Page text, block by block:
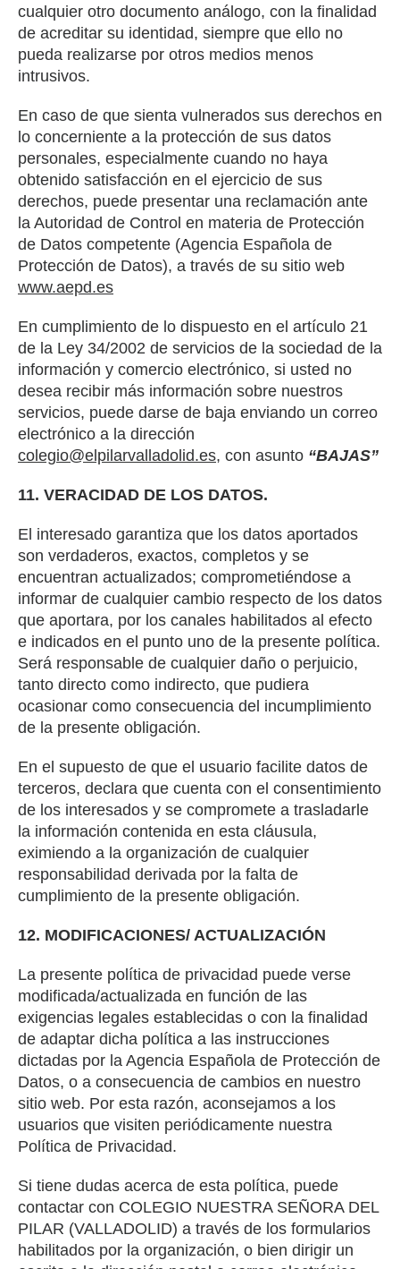
cualquier otro documento análogo, con la finalidad
de acreditar su identidad, siempre que ello no
pueda realizarse por otros medios menos
intrusivos.
En caso de que sienta vulnerados sus derechos en
lo concerniente a la protección de sus datos
personales, especialmente cuando no haya
obtenido satisfacción en el ejercicio de sus
derechos, puede presentar una reclamación ante
la Autoridad de Control en materia de Protección
de Datos competente (Agencia Española de
Protección de Datos), a través de su sitio web
www.aepd.es
En cumplimiento de lo dispuesto en el artículo 21
de la Ley 34/2002 de servicios de la sociedad de la
información y comercio electrónico, si usted no
desea recibir más información sobre nuestros
servicios, puede darse de baja enviando un correo
electrónico a la dirección
colegio@elpilarvalladolid.es, con asunto “BAJAS”
11. VERACIDAD DE LOS DATOS.
El interesado garantiza que los datos aportados
son verdaderos, exactos, completos y se
encuentran actualizados; comprometiéndose a
informar de cualquier cambio respecto de los datos
que aportara, por los canales habilitados al efecto
e indicados en el punto uno de la presente política.
Será responsable de cualquier daño o perjuicio,
tanto directo como indirecto, que pudiera
ocasionar como consecuencia del incumplimiento
de la presente obligación.
En el supuesto de que el usuario facilite datos de
terceros, declara que cuenta con el consentimiento
de los interesados y se compromete a trasladarle
la información contenida en esta cláusula,
eximiendo a la organización de cualquier
responsabilidad derivada por la falta de
cumplimiento de la presente obligación.
12. MODIFICACIONES/ ACTUALIZACIÓN
La presente política de privacidad puede verse
modificada/actualizada en función de las
exigencias legales establecidas o con la finalidad
de adaptar dicha política a las instrucciones
dictadas por la Agencia Española de Protección de
Datos, o a consecuencia de cambios en nuestro
sitio web. Por esta razón, aconsejamos a los
usuarios que visiten periódicamente nuestra
Política de Privacidad.
Si tiene dudas acerca de esta política, puede
contactar con COLEGIO NUESTRA SEÑORA DEL
PILAR (VALLADOLID) a través de los formularios
habilitados por la organización, o bien dirigir un